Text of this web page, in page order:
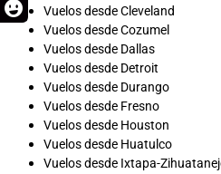
Vuelos desde Cleveland
Vuelos desde Cozumel
Vuelos desde Dallas
Vuelos desde Detroit
Vuelos desde Durango
Vuelos desde Fresno
Vuelos desde Houston
Vuelos desde Huatulco
Vuelos desde Ixtapa-